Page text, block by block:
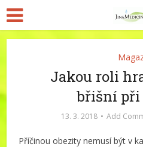
Jakou roli
břišní při
13. 3. 2018 Add
Příčinou obezity nemusí být v